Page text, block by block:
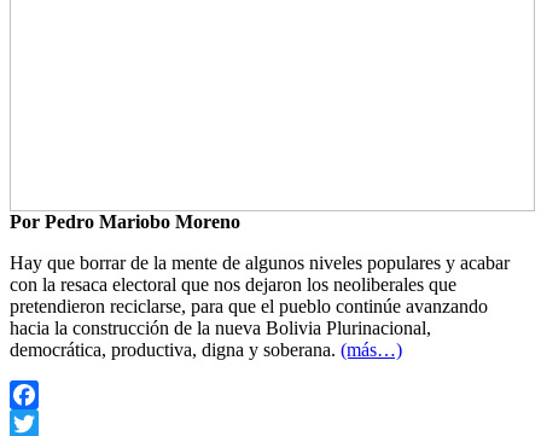
Por Pedro Mariobo Moreno
Hay que borrar de la mente de algunos niveles populares y acabar
con la resaca electoral que nos dejaron los neoliberales que
pretendieron reciclarse, para que el pueblo continúe avanzando
hacia la construcción de la nueva Bolivia Plurinacional,
democrática, productiva, digna y soberana. (más…)
Facebook